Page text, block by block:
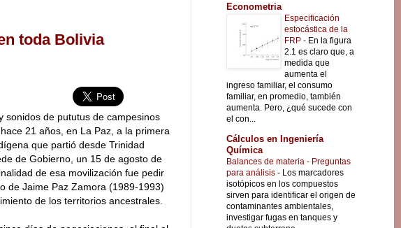
toda Bolivia
sonidos de pututus de campesinos
21 años, en La Paz, a la primera
que partió desde Trinidad
de Gobierno, un 15 de agosto de
de esa movilización fue pedir
de Jaime Paz Zamora (1989-1993)
de los territorios ancestrales.
Econometria
Especificación
estocástica de la
FRP - En la figura
2.1 es claro que, a
medida que
aumenta el
ingreso familiar, el consumo
familiar, en promedio, también
aumenta. Pero, ¿qué sucede con
el con...
Cálculos en Ingeniería
Química
Balances de materia - Preguntas
para análisis - Los marcadores
isotópicos en los compuestos
sirven para identificar el origen de
contaminantes ambientales,
investigar fugas en tanques y